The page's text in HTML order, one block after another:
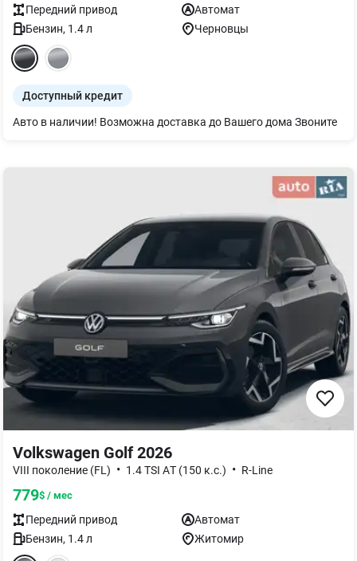
Передний привод
Автомат
Бензин, 1.4л Черновцы
Доступный кредит
Авто в наличии! Возможна доставка до Вашего дома Звоните
Volkswagen Golf 2026
VIII поколение (FL) • 1.4 TSI AТ (150 к.с.) • R-Line
779$ / мес
Передний привод
Автомат
Бензин, 1.4л Житомир